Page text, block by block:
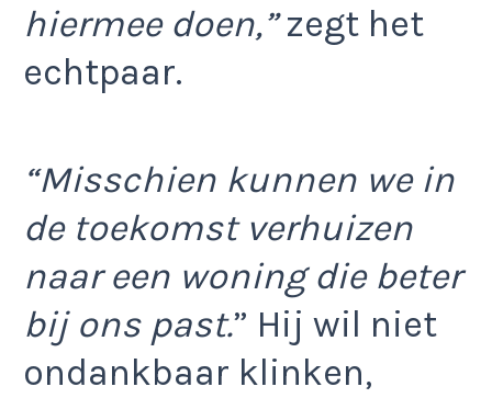
hiermee doen,”zegt het
echtpaar.
“Misschien kunnen we in
de toekomst verhuizen
naar een woning die beter
bij ons past.” Hij wil niet
ondankbaar klinken,